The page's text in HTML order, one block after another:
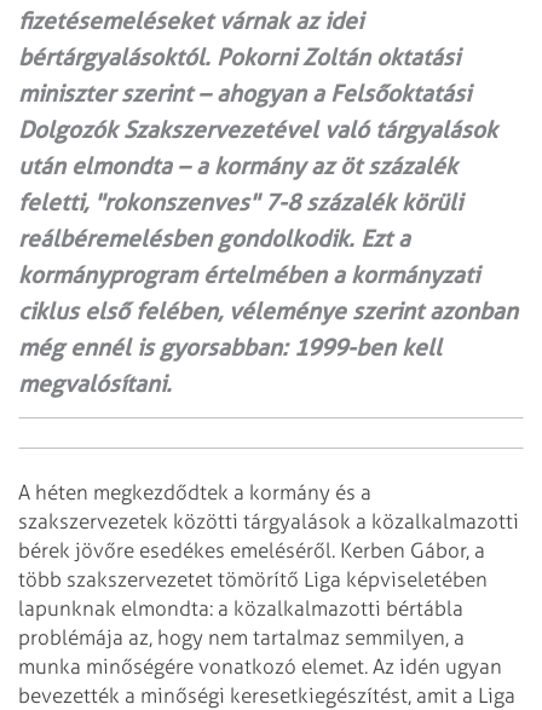
fizetésemeléseket várnak az idei
bértárgyalásoktól. Pokorni Zoltán oktatási
miniszter szerint – ahogyan a Felsőoktatási
Dolgozók Szakszervezetével való tárgyalások
után elmondta – a kormány az öt százalék
feletti, "rokonszenves" 7-8 százalék körüli
reálbéremelésben gondolkodik. Ezt a
kormányprogram értelmében a kormányzati
ciklus első felében, véleménye szerint azonban
még ennél is gyorsabban: 1999-ben kell
megvalósítani.
A héten megkezdődtek a kormány és a
szakszervezetek közötti tárgyalások a közalkalmazotti
bérek jövőre esedékes emeléséről. Kerben Gábor, a
több szakszervezetet tömörítő Liga képviseletében
lapunknak elmondta: a közalkalmazotti bértábla
problémája az, hogy nem tartalmaz semmilyen, a
munka minőségére vonatkozó elemet. Az idén ugyan
bevezették a minőségi keresetkiegészítést, amit a Liga